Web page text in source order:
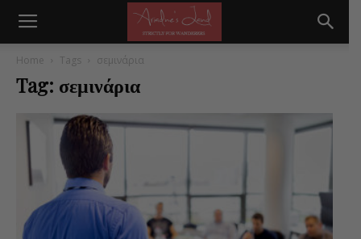
Home Tags σεμινάρια
Tag: σεμινάρια